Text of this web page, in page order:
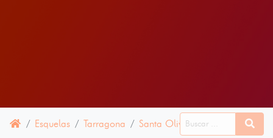
Esquelas Tarragona Santa Oliva 13 MARZO 2025